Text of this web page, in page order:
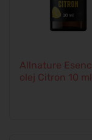
Allnature
olej Citron 10 ml